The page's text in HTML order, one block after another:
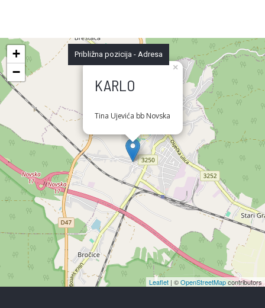
KARLO
Tina Ujevića bb Novska
×
+
−
Leaflet | ©OpenStreetMapcontributors
Približna pozicija - Adresa